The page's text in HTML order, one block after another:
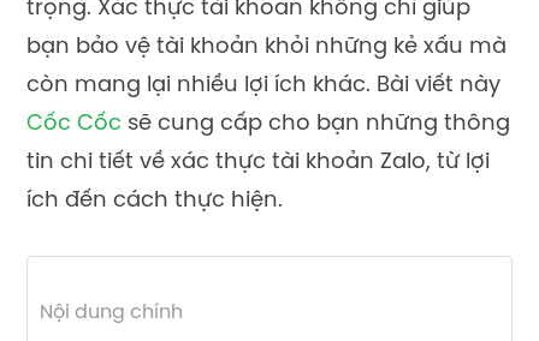
trọng. Xác thực tài khoản không chỉ giúp
bạn bảo vệ tài khoản khỏi những kẻ xấu mà
còn mang lại nhiều lợi ích khác. Bài viết này
Cốc Cốc sẽ cung cấp cho bạn những thông
tin chi tiết về xác thực tài khoản Zalo, từ lợi
ích đến cách thực hiện.
Nội dung chính